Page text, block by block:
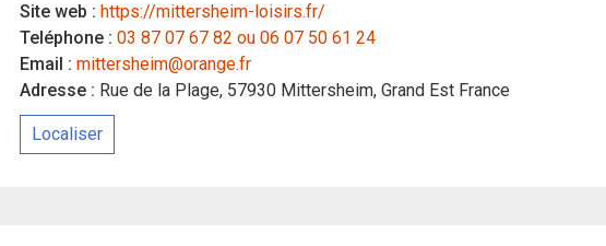
Site web : https://mittersheim-loisirs.fr/
Teléphone : 03 87 07 67 82 ou 06 07 50 61 24
Email : mittersheim@orange.fr
Adresse : Rue de la Plage, 57930 Mittersheim, Grand Est France
Localiser